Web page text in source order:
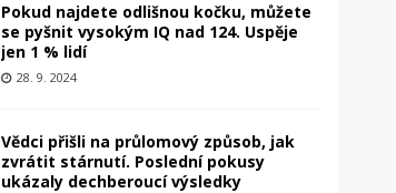
Pokud najdete odlišnou kočku, můžete
se pyšnit vysokým IQ nad 124. Uspěje
jen 1 % lidí
28. 9. 2024
Vědci přišli na průlomový způsob, jak
zvrátit stárnutí. Poslední pokusy
ukázaly dechberoucí výsledky